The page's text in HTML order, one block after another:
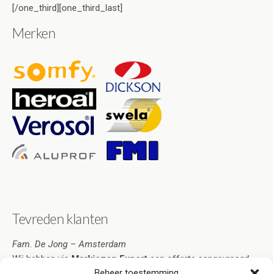
[/one_third][one_third_last]
Merken
Tevreden klanten
Fam. De Jong – Amsterdam
Wij hebben via Markiezen Expert een offerte aangevraagd.